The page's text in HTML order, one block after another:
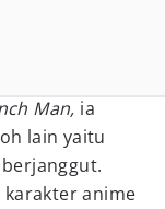
Man, ia
lain yaitu
karakter anime